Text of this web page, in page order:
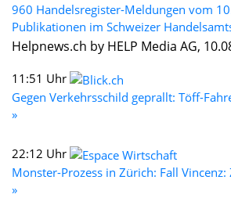
960 Handelsregister-Meldungen vom
Publikationen im Schweizer
Helpnews.ch by HELP Media AG,
11:51 Uhr
Gegen Verkehrsschild geprallt: Töff-
»
22:12 Uhr
Monster-Prozess in Zürich: Fall
»